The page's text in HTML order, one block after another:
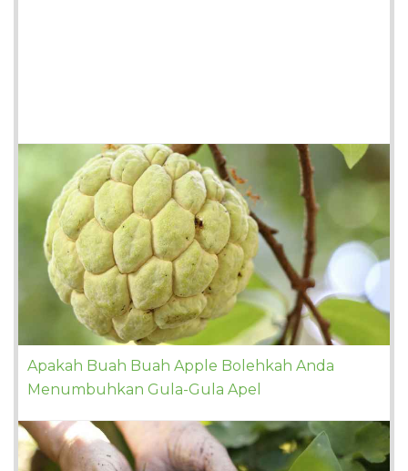
Apakah Buah Buah Apple Bolehkah Anda
Menumbuhkan Gula-Gula Apel